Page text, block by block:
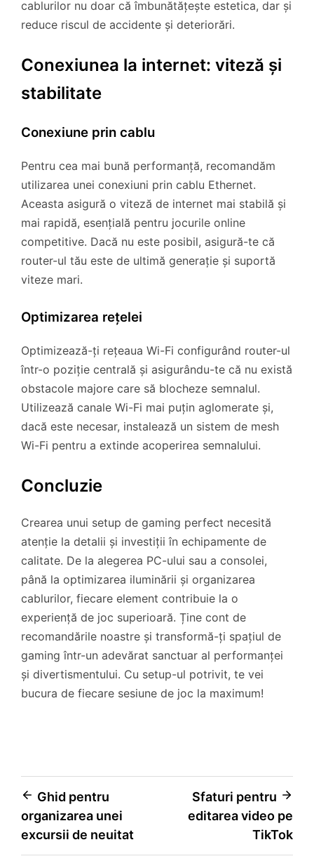
cablurilor nu doar că îmbunătățește estetica, dar și
reduce riscul de accidente și deteriorări.
Conexiunea la internet: viteză și
stabilitate
Conexiune prin cablu
Pentru cea mai bună performanță, recomandăm
utilizarea unei conexiuni prin cablu Ethernet.
Aceasta asigură o viteză de internet mai stabilă și
mai rapidă, esențială pentru jocurile online
competitive. Dacă nu este posibil, asigură-te că
router-ul tău este de ultimă generație și suportă
viteze mari.
Optimizarea rețelei
Optimizează-ți rețeaua Wi-Fi configurând router-ul
într-o poziție centrală și asigurându-te că nu există
obstacole majore care să blocheze semnalul.
Utilizează canale Wi-Fi mai puțin aglomerate și,
dacă este necesar, instalează un sistem de mesh
Wi-Fi pentru a extinde acoperirea semnalului.
Concluzie
Crearea unui setup de gaming perfect necesită
atenție la detalii și investiții în echipamente de
calitate. De la alegerea PC-ului sau a consolei,
până la optimizarea iluminării și organizarea
cablurilor, fiecare element contribuie la o
experiență de joc superioară. Ține cont de
recomandările noastre și transformă-ți spațiul de
gaming într-un adevărat sanctuar al performanței
și divertismentului. Cu setup-ul potrivit, te vei
bucura de fiecare sesiune de joc la maximum!
Navigare
în
articole
Ghid pentru
organizarea unei
excursii de neuitat
Sfaturi pentru
editarea video pe
TikTok